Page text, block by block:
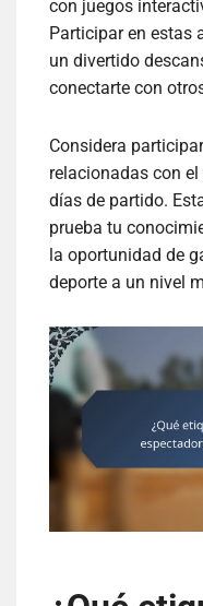
con juegos
Participar en estas
un divertido
conectarte con
Considera
relacionadas con el
días de partido.
prueba tu
la oportunidad de
deporte a un nivel